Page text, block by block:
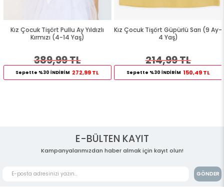
Kız Çocuk Tişört Pullu Ay Yıldızlı
Kırmızı (4-14 Yaş)
389,99 TL
Sepette %30 İNDİRİM 272,99 TL
Kız Çocuk Tişört Güpürlü Sarı (9 Ay-
4 Yaş)
214,99 TL
Sepette %30 İNDİRİM 150,49 TL
E-BÜLTEN KAYIT
Kampanyalarımızdan haber almak için kayıt olun!
GÖNDER